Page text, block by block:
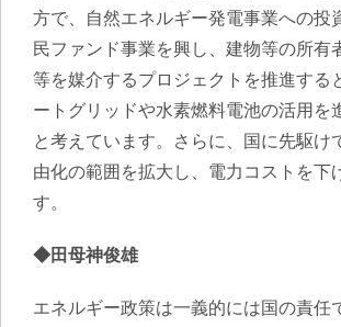
方で、自然エネルギー発電事業への投
民ファンド事業を興し、建物等の所有
等を媒介するプロジェクトを推進する
ートグリッドや水素燃料電池の活用を
と考えています。さらに、国に先駆け
由化の範囲を拡大し、電力コストを下
す。
◆田母神俊雄
エネルギー政策は一義的には国の責任